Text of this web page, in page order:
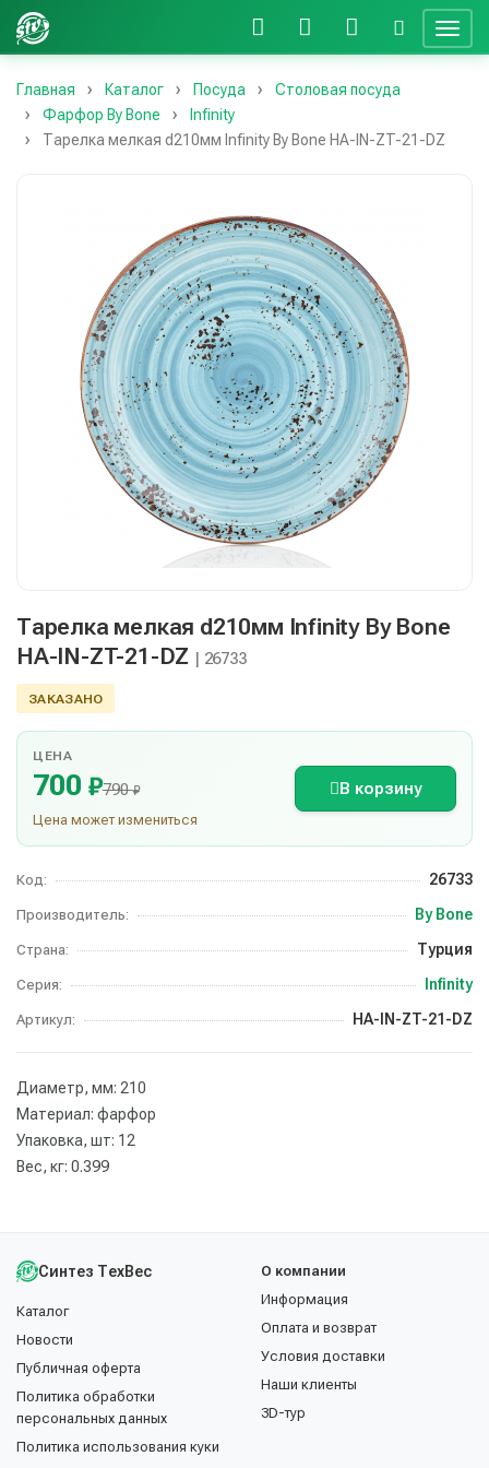
Главная Каталог Посуда
Столовая посуда
Фарфор By Bone
Infinity
Тарелка мелкая d210мм Infinity By Bone HA-IN-ZT-21-DZ
Тарелка мелкая d210мм Infinity By Bone
HA-IN-ZT-21-DZ | 26733
ЗАКАЗАНО
ЦЕНА
700 ₽790₽
Цена может измениться
В корзину
Код: 26733
Производитель: By Bone
Страна: Турция
Серия: Infinity
Артикул: HA-IN-ZT-21-DZ
Диаметр, мм: 210
Материал: фарфор
Упаковка, шт: 12
Вес, кг: 0.399
Синтез ТехВес
Каталог
Новости
Публичная оферта
Политика обработки
персональных данных
Политика использования куки
О компании
Информация
Оплата и возврат
Условия доставки
Наши клиенты
3D-тур